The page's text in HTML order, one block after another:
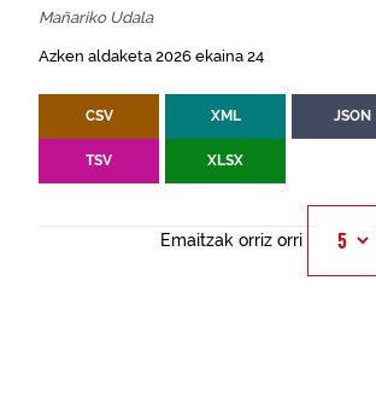
Mañariko Udala
Azken aldaketa 2026 ekaina 24
CSV XML JSON
TSV XLSX
Emaitzak orriz orri